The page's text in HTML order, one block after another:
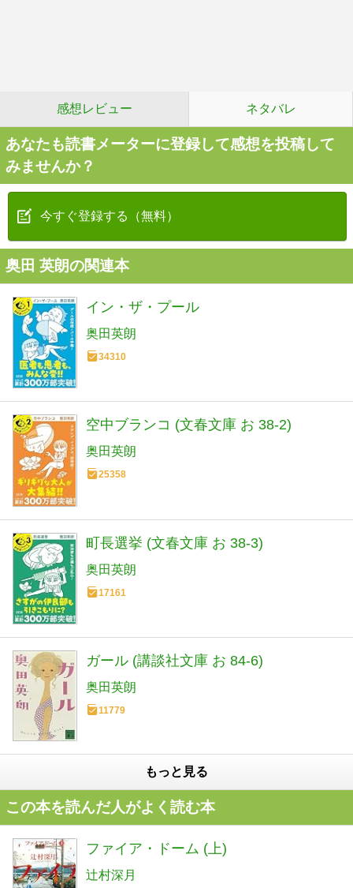
感想レビュー ネタバレ
あなたも読書メーターに登録して感想を投稿して
みませんか？
今すぐ登録する（無料）
奥田 英朗の関連本
イン・ザ・プール
奥田英朗
34310
空中ブランコ (文春文庫 お 38-2)
奥田英朗
25358
町長選挙 (文春文庫 お 38-3)
奥田英朗
17161
ガール (講談社文庫 お 84-6)
奥田英朗
11779
もっと見る
この本を読んだ人がよく読む本
ファイア・ドーム (上)
辻村深月